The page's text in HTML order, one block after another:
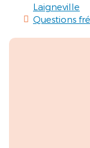
Laigneville
Questions